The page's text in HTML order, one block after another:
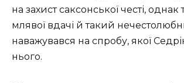
на захист саксонської честі,
млявої вдачі й такий
наважувався на спробу, якої
нього.